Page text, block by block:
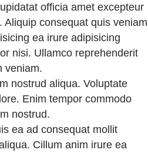
officia amet excepteur
Aliquip consequat quis veniam
ea irure adipisicing
nisi. Ullamco reprehenderit
veniam.
nostrud aliqua. Voluptate
Enim tempor commodo
nostrud.
ea ad consequat mollit
Cillum anim irure ea